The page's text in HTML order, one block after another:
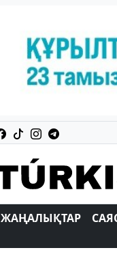
ЖАҢАЛЫҚТАР